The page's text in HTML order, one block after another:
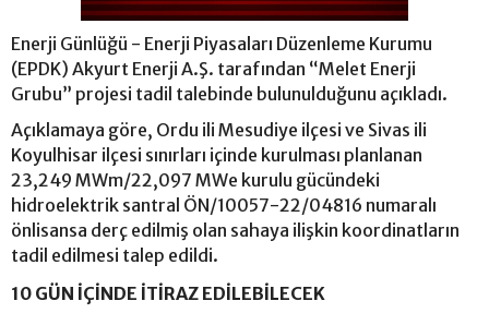
Enerji Günlüğü - Enerji Piyasaları Düzenleme Kurumu
(EPDK) Akyurt Enerji A.Ş. tarafından “Melet Enerji
Grubu” projesi tadil talebinde bulunulduğunu açıkladı.
Açıklamaya göre, Ordu ili Mesudiye ilçesi ve Sivas ili
Koyulhisar ilçesi sınırları içinde kurulması planlanan
23,249 MWm/22,097 MWe kurulu gücündeki
hidroelektrik santral ÖN/10057-22/04816 numaralı
önlisansa derç edilmiş olan sahaya ilişkin koordinatların
tadil edilmesi talep edildi.
10 GÜN İÇİNDE İTİRAZ EDİLEBİLECEK